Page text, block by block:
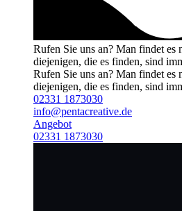
Rufen Sie uns an? Man findet es
diejenigen, die es finden, sind
Rufen Sie uns an? Man findet es
diejenigen, die es finden, sind
02331 1873030
info@pentacreative.de
Angebot
02331 1873030